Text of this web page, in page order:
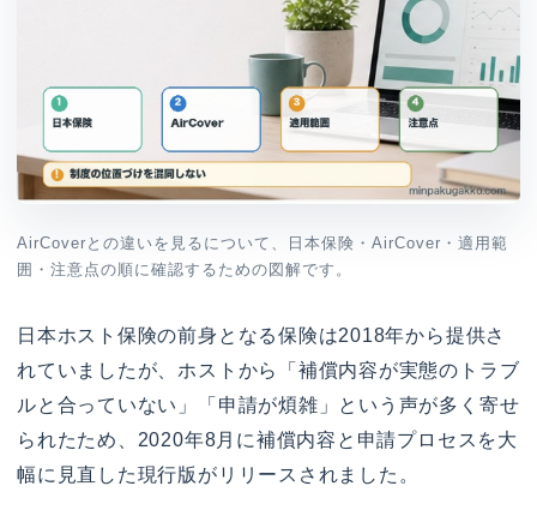
AirCoverとの違いを見るについて、日本保険・AirCover・適用範
囲・注意点の順に確認するための図解です。
日本ホスト保険の前身となる保険は2018年から提供さ
れていましたが、ホストから「補償内容が実態のトラブ
ルと合っていない」「申請が煩雑」という声が多く寄せ
られたため、2020年8月に補償内容と申請プロセスを大
幅に見直した現行版がリリースされました。